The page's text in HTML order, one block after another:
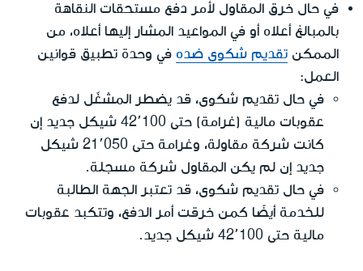
في حال خرق المقاول لأمر دفع مستحقات النقاهة
بالمبالغ أعلاه أو في المواعيد المشار إليها أعلاه، من
الممكن تقديم شكوى ضده في وحدة تطبيق قوانين
العمل:
في حال تقديم شكوى، قد يضطر المشغّل لدفع
عقوبات مالية (غرامة) حتى 42٬100 شيكل جديد إن
كانت شركة مقاولة، وغرامة حتى 21٬050 شيكل
جديد إن لم يكن المقاول شركة مسجلة.
في حال تقديم شكوى، قد تعتبر الجهة الطالبة
للخدمة أيضًا كمن خرقت أمر الدفع، وتتكبد عقوبات
مالية حتى 42٬100 شيكل جديد.